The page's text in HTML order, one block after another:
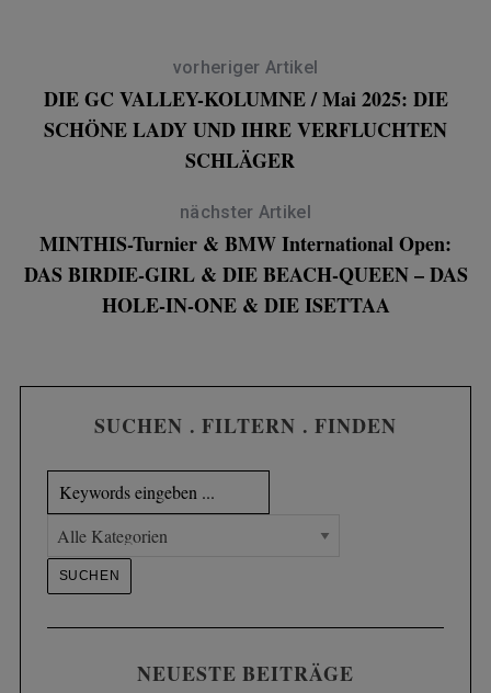
vorheriger Artikel
DIE GC VALLEY-KOLUMNE / Mai 2025: DIE
SCHÖNE LADY UND IHRE VERFLUCHTEN
SCHLÄGER
nächster Artikel
MINTHIS-Turnier & BMW International Open:
DAS BIRDIE-GIRL & DIE BEACH-QUEEN – DAS
HOLE-IN-ONE & DIE ISETTAA
SUCHEN . FILTERN . FINDEN
NEUESTE BEITRÄGE